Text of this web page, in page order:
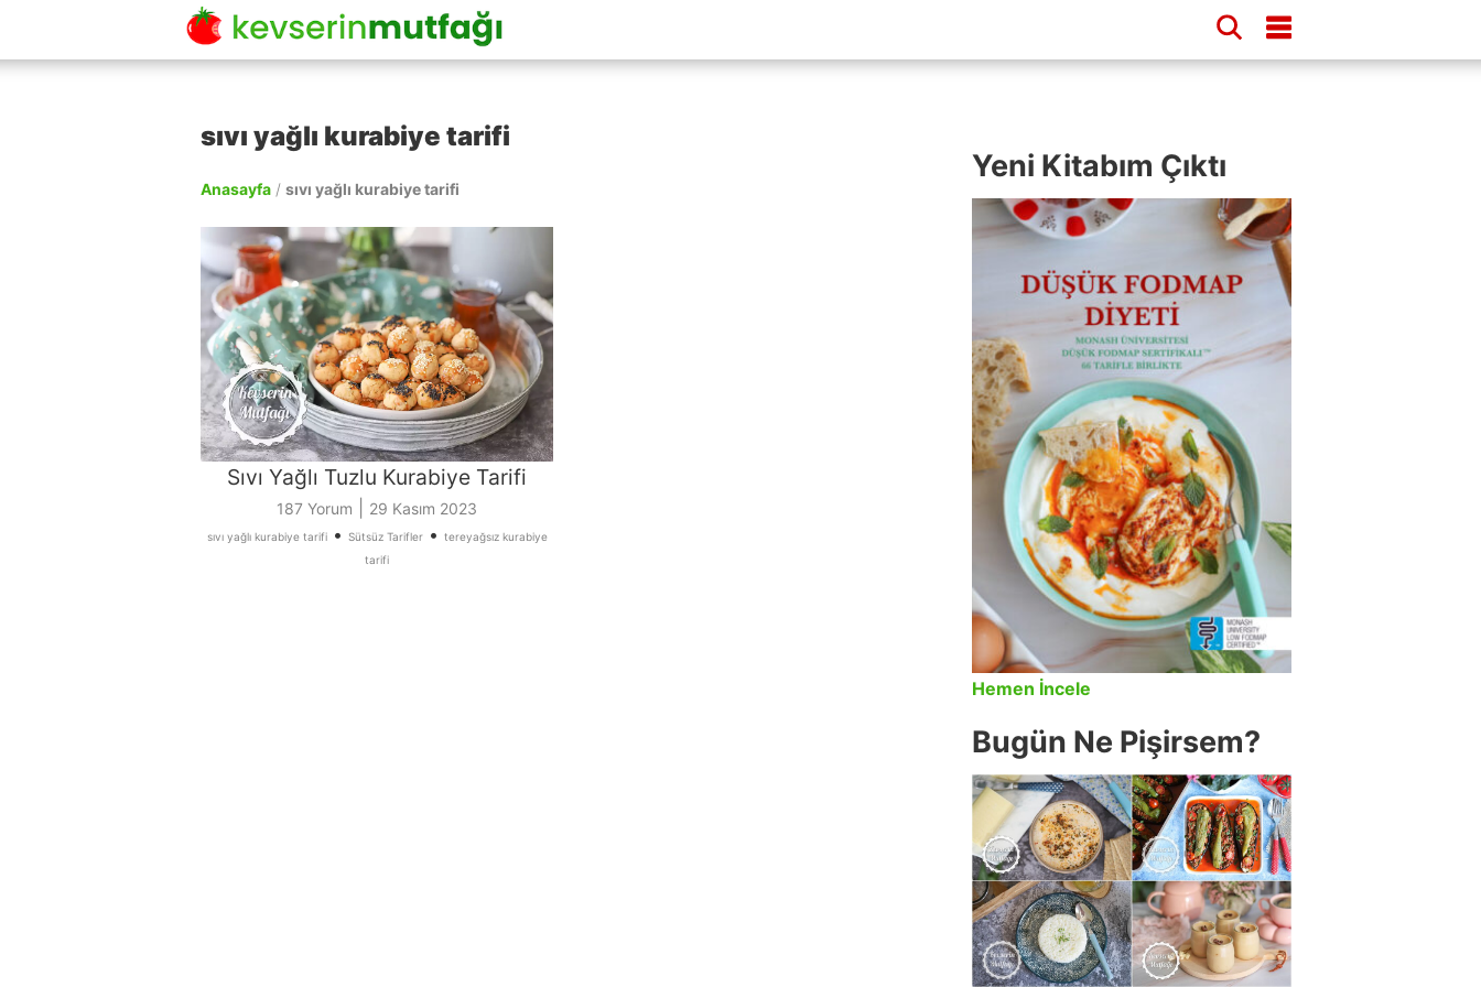
sıvı yağlı kurabiye tarifi
Anasayfa / sıvı yağlı kurabiye tarifi
Sıvı Yağlı Tuzlu Kurabiye Tarifi
187 Yorum 29 Kasım 2023
sıvı yağlı kurabiye tarifi• Sütsüz Tarifler• tereyağsız kurabiye
tarifi
Yeni Kitabım Çıktı
Hemen İncele
Bugün Ne Pişirsem?